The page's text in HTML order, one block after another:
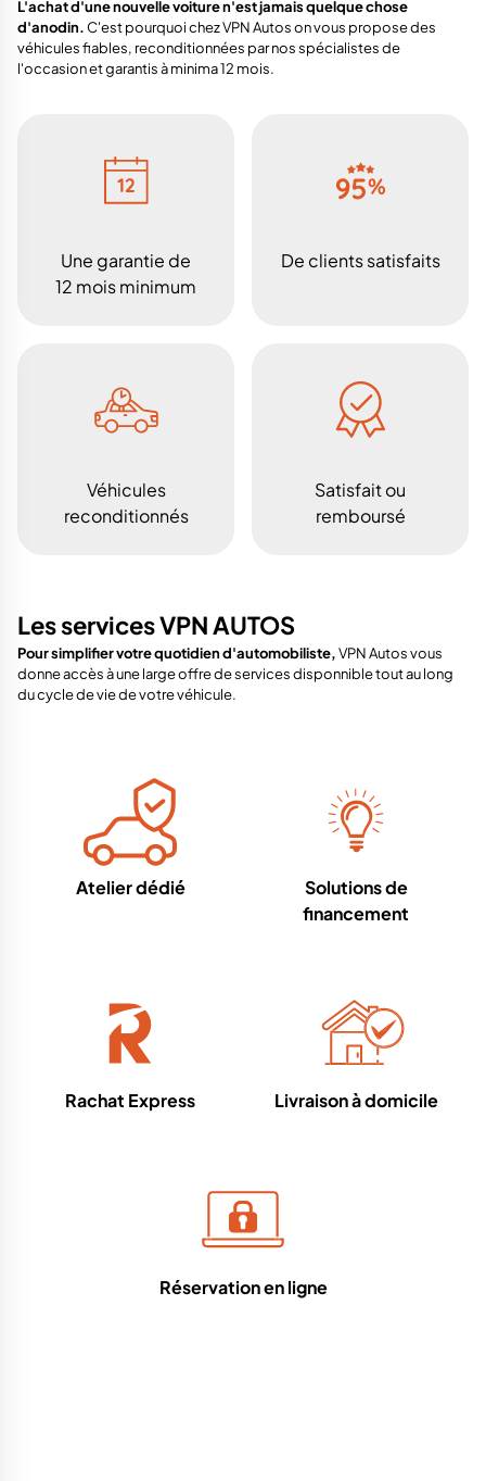
L'achat d'une nouvelle voiture n'est jamais quelque chose
d'anodin.C'est pourquoi chez VPN Autos on vous propose des
véhicules fiables, reconditionnées par nos spécialistes de
l'occasion et garantis à minima 12 mois.
Une garantie de
12 mois minimum
De clients satisfaits
Véhicules
reconditionnés
Satisfait ou
remboursé
Les services VPN AUTOS
Pour simplifier votre quotidien d'automobiliste,VPN Autos vous
donne accès à une large offre de services disponnible tout au long
du cycle de vie de votre véhicule.
Atelier dédié
Solutions de
financement
Rachat Express Livraison à domicile
Réservation en ligne